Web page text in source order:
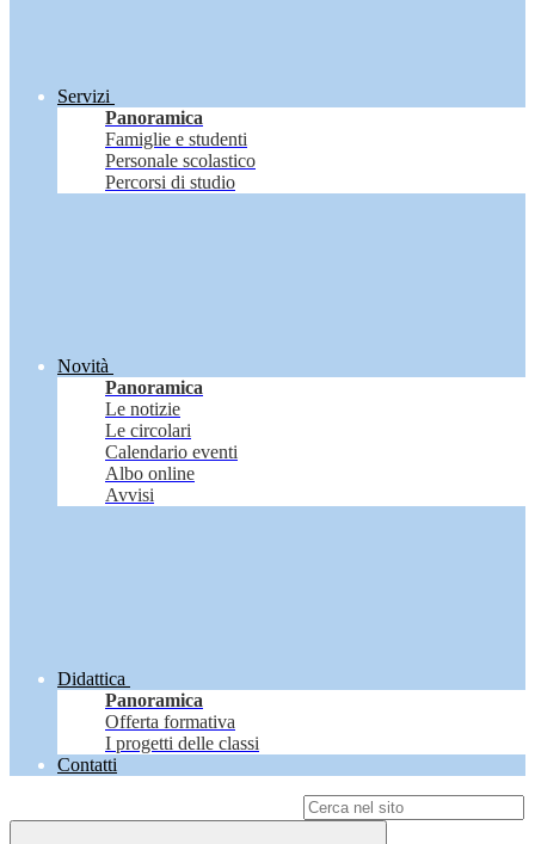
Servizi
Panoramica
Famiglie e studenti
Personale scolastico
Percorsi di studio
Novità
Panoramica
Le notizie
Le circolari
Calendario eventi
Albo online
Avvisi
Didattica
Panoramica
Offerta formativa
I progetti delle classi
Contatti